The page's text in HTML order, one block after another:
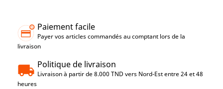
Paiement facile
Payer vos articles commandés au comptant lors de la
livraison
Politique de livraison
Livraison à partir de 8.000 TND vers Nord-Est entre 24 et 48
heures